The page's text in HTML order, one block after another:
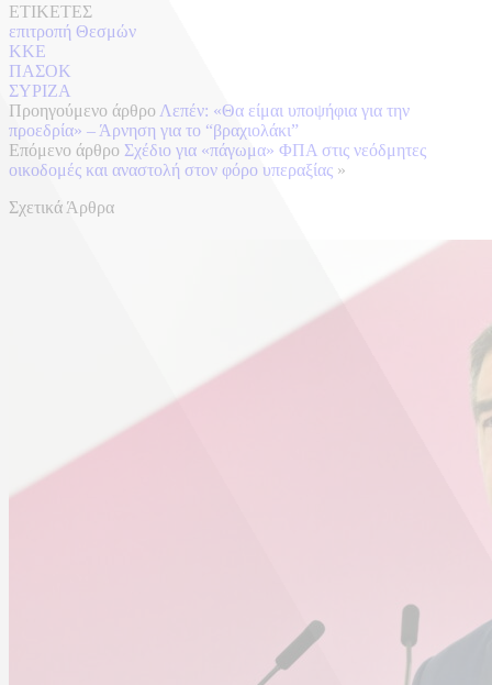
ΕΤΙΚΕΤΕΣ
επιτροπή Θεσμών
ΚΚΕ
ΠΑΣΟΚ
ΣΥΡΙΖΑ
Προηγούμενο άρθρο Λεπέν: «Θα είμαι υποψήφια για την
προεδρία» – Άρνηση για το “βραχιολάκι”
Επόμενο άρθρο Σχέδιο για «πάγωμα» ΦΠΑ στις νεόδμητες
οικοδομές και αναστολή στον φόρο υπεραξίας »
Σχετικά Άρθρα